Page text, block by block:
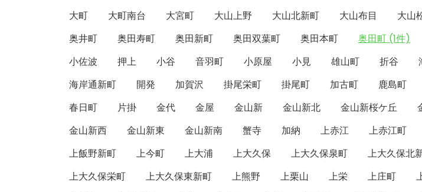
大町
大町南台 大宮町 大山上野 大山北新町 大山布目 大山
奥井町
奥田寿町 奥田新町 奥田双葉町 奥田本町 奥田町 (1件)
小佐波
押上 小谷 音羽町 小原屋 小見 雄山町 折谷
海岸通新町
開発 加賀沢 掛尾栄町 掛尾町 加古町 鹿島町
春日町
片掛 金代 金屋 金山新 金山新北 金山新桜ケ丘
金山新西
金山新東 金山新南 蟹寺 加納 上赤江 上赤江町
上飯野新町
上今町 上大浦 上大久保 上大久保泉町
上大久保北
上大久保栄町
上大久保東新町 上熊野 上栗山 上栄 上庄町